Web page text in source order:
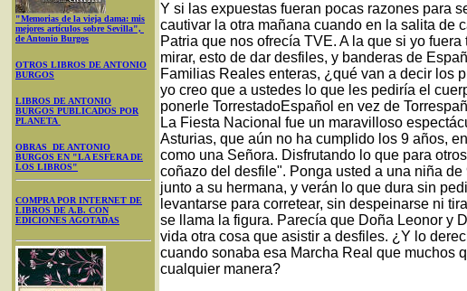
"Memorias de la vieja dama: mis
mejores artículos sobre Sevilla",
de Antonio Burgos
OTROS LIBROS DE ANTONIO
BURGOS
LIBROS DE ANTONIO
BURGOS PUBLICADOS POR
PLANETA
OBRAS DE ANTONIO
BURGOS EN "LA ESFERA DE
LOS LIBROS"
COMPRA POR INTERNET DE
LIBROS DE A.B. CON
EDICIONES AGOTADAS
Y si las expuestas fueran pocas razones para
cautivar la otra mañana cuando en la salita de
Patria que nos ofrecía TVE. A la que si yo
mirar, esto de dar desfiles, y banderas de
Familias Reales enteras, ¿qué van a decir los
yo creo que a ustedes lo que les pediría el
ponerle TorrestadoEspañol en vez de
La Fiesta Nacional fue un maravilloso
Asturias, que aún no ha cumplido los 9 años,
como una Señora. Disfrutando lo que para
coñazo del desfile". Ponga usted a una niña
junto a su hermana, y verán lo que dura sin
levantarse para corretear, sin despeinarse ni
se llama la figura. Parecía que Doña Leonor y
vida otra cosa que asistir a desfiles. ¿Y lo
cuando sonaba esa Marcha Real que muchos
cualquier manera?